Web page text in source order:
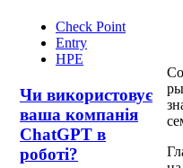
Check Point
Entry
HPE
Чи використовує
ваша компанія
ChatGPT в
роботі?